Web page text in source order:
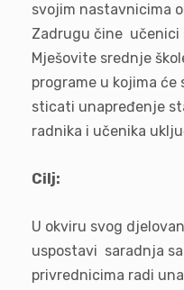
svojim nastavnicima
Zadrugu čine učenici
Mješovite srednje
programe u kojima
sticati unapređenje
radnika i učenika
Cilj:
U okviru svog
uspostavi saradnja
privrednicima radi